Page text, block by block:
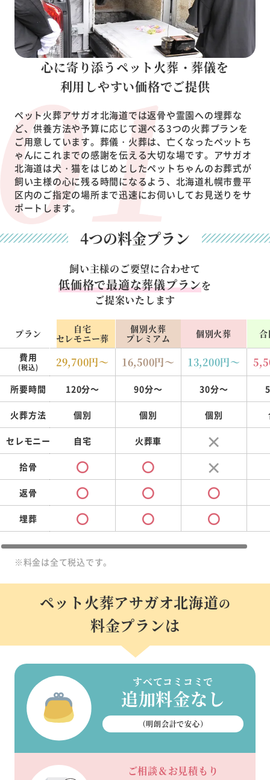
心に寄り添うペット火葬・葬儀を
利用しやすい価格でご提供
ペット火葬アサガオ北海道では返骨や霊園への埋葬な
ど、供養方法や予算に応じて選べる3つの火葬プランを
ご用意しています。葬儀・火葬は、亡くなったペットち
ゃんにこれまでの感謝を伝える大切な場です。アサガオ
北海道は犬・猫をはじめとしたペットちゃんのお葬式が
飼い主様の心に残る時間になるよう、北海道札幌市豊平
区内のご指定の場所まで迅速にお伺いしてお見送りをサ
ポートします。
4つの料金プラン
飼い主様のご要望に合わせて
低価格で最適な葬儀プランを
ご提案いたします
プラン
自宅
セレモニー葬
個別火葬
プレミアム
個別火葬
費用
(税込) 29,700円～ 16,500円～ 13,200円～
所要時間 120分～ 90分～ 30分～
火葬方法 個別 個別 個別
セレモニー 自宅 火葬車
拾骨
返骨
埋葬
※料金は全て税込です。
ペット火葬アサガオ北海道の
料金プランは
すべてコミコミで
追加料金なし
（明朗会計で安心）
ご相談＆お見積もり